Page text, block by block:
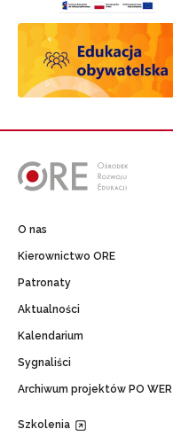
O nas
Kierownictwo ORE
Patronaty
Aktualności
Kalendarium
Sygnaliści
Archiwum projektów PO WER
Szkolenia